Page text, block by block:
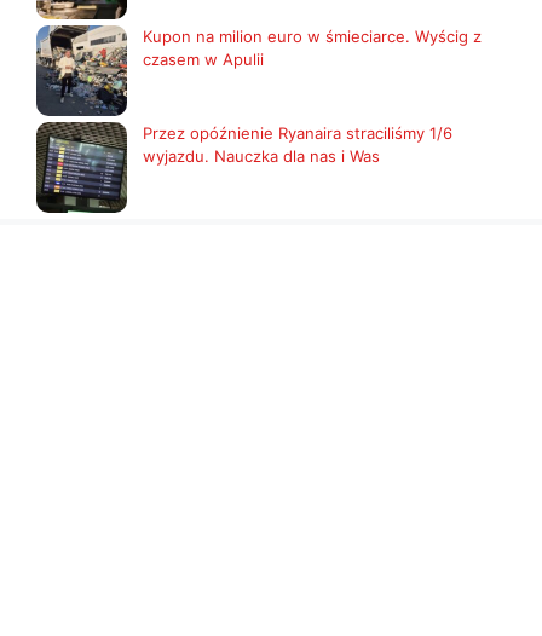
Kupon na milion euro w śmieciarce. Wyścig z
czasem w Apulii
Przez opóźnienie Ryanaira straciliśmy 1/6
wyjazdu. Nauczka dla nas i Was